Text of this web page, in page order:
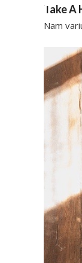
Take A
Nam